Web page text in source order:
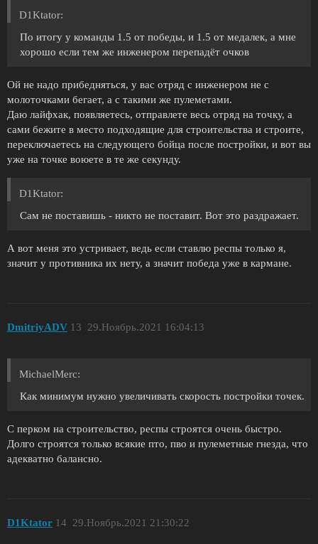
D1Ktator:
По итогу у команды 1.5 от победы, и 1.5 от медалек, а мне
хорошо если тем же инженером перепадёт очков
Ой не надо прибедняться, у вас отряд с инженером не с
молоточками бегает, а с такими же пулеметами.
Даю лайфхак, появляетесь, отправлете весь отряд на точку, а
сами бежите в место подходящие для строительства и строите,
переключаетесь на следующего бойца после постройки, и вот вы
уже на точке воюете в те же секунду.
D1Ktator:
Сам не поставишь - никто не поставит. Вот это раздражает.
А вот меня это устривает, ведь если ставлю респы только я,
значит у противника их нету, а значит победа уже в кармане.
DmitriyADV 29.Ноябрь.2021 16:04:13
13
MichaelMerc:
Как минимум нужно увеличивать скорость постройки точек.
С перком на строительство, респы строятся очень быстро.
Долго строятся только всякие пто, пво и пулеметные гнезда, что
адекватно балансно.
D1Ktator 29.Ноябрь.2021 21:30:22
14